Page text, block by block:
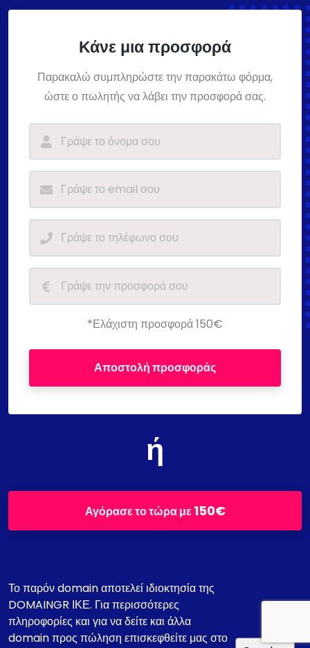
Κάνε μια προσφορά
Παρακαλώ συμπληρώστε την παρακάτω φόρμα,
ώστε ο πωλητής να λάβει την προσφορά σας.
*Ελάχιστη προσφορά 150€
Αποστολή προσφοράς
ή
Αγόρασε το τώρα με150€
Το παρόν domain αποτελεί ιδιοκτησία της
DOMAINGR ΙΚΕ. Για περισσότερες
πληροφορίες και για να δείτε και άλλα
domain προς πώληση επισκεφθείτε μας στο